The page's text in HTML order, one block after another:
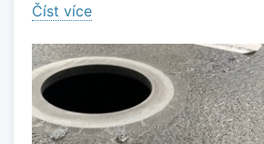
Číst více